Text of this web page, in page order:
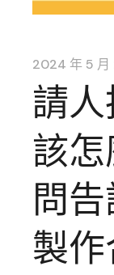
2024 年 5 月
請
該
問
製